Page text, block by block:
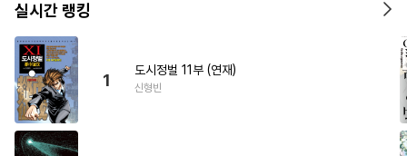
실시간 랭킹
1
도시정벌 11부 (연재)
신형빈